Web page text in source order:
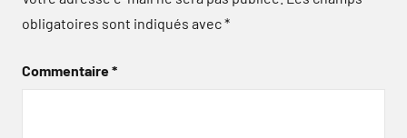
obligatoires sont indiqués avec*
Commentaire*